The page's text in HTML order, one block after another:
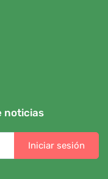
noticias
Iniciar sesión